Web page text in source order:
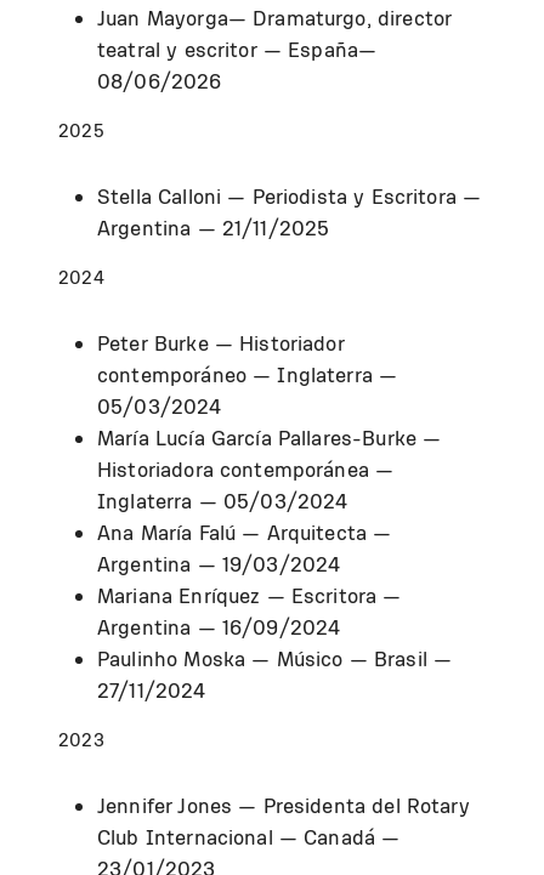
Juan Mayorga— Dramaturgo, director
teatral y escritor — España—
08/06/2026
2025
Stella Calloni — Periodista y Escritora —
Argentina — 21/11/2025
2024
Peter Burke — Historiador
contemporáneo — Inglaterra —
05/03/2024
María Lucía García Pallares-Burke —
Historiadora contemporánea —
Inglaterra — 05/03/2024
Ana María Falú — Arquitecta —
Argentina — 19/03/2024
Mariana Enríquez — Escritora —
Argentina — 16/09/2024
Paulinho Moska — Músico — Brasil —
27/11/2024
2023
Jennifer Jones — Presidenta del Rotary
Club Internacional — Canadá —
23/01/2023